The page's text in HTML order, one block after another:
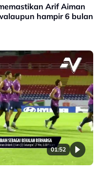
Arif Aiman
hampir 6 bulan
01:52